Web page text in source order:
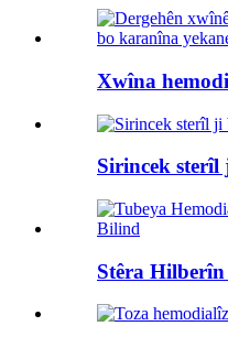
Xwîna
Sirincek
Stêra